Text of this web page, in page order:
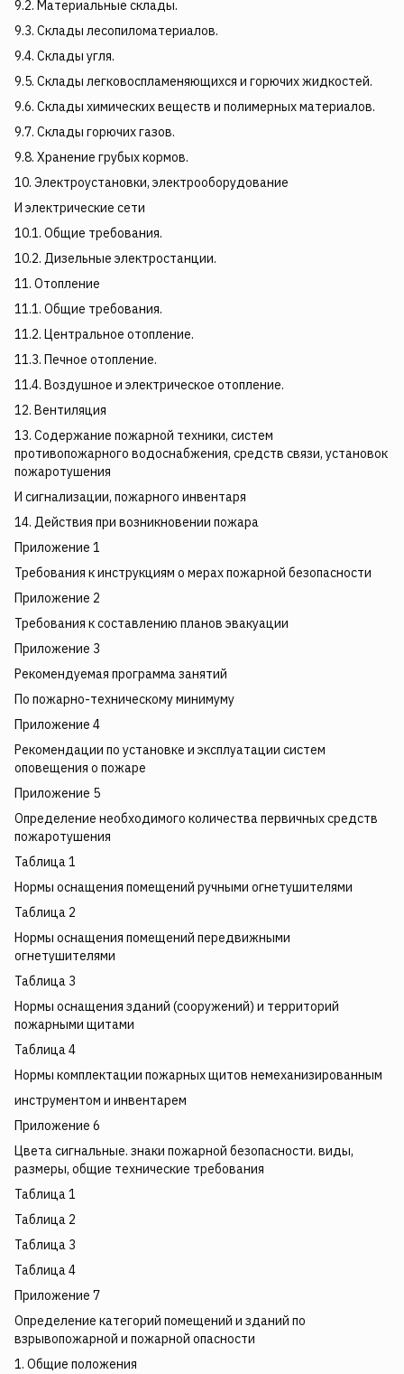
9.2. Материальные склады.
9.3. Склады лесопиломатериалов.
9.4. Склады угля.
9.5. Склады легковоспламеняющихся и горючих жидкостей.
9.6. Склады химических веществ и полимерных материалов.
9.7. Склады горючих газов.
9.8. Хранение грубых кормов.
10. Электроустановки, электрооборудование
И электрические сети
10.1. Общие требования.
10.2. Дизельные электростанции.
11. Отопление
11.1. Общие требования.
11.2. Центральное отопление.
11.3. Печное отопление.
11.4. Воздушное и электрическое отопление.
12. Вентиляция
13. Содержание пожарной техники, систем
противопожарного водоснабжения, средств связи, установок
пожаротушения
И сигнализации, пожарного инвентаря
14. Действия при возникновении пожара
Приложение 1
Требования к инструкциям о мерах пожарной безопасности
Приложение 2
Требования к составлению планов эвакуации
Приложение 3
Рекомендуемая программа занятий
По пожарно-техническому минимуму
Приложение 4
Рекомендации по установке и эксплуатации систем
оповещения о пожаре
Приложение 5
Определение необходимого количества первичных средств
пожаротушения
Таблица 1
Нормы оснащения помещений ручными огнетушителями
Таблица 2
Нормы оснащения помещений передвижными
огнетушителями
Таблица 3
Нормы оснащения зданий (сооружений) и территорий
пожарными щитами
Таблица 4
Нормы комплектации пожарных щитов немеханизированным
инструментом и инвентарем
Приложение 6
Цвета сигнальные. знаки пожарной безопасности. виды,
размеры, общие технические требования
Таблица 1
Таблица 2
Таблица 3
Таблица 4
Приложение 7
Определение категорий помещений и зданий по
взрывопожарной и пожарной опасности
1. Общие положения